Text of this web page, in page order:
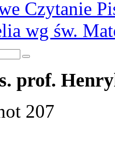
Czytanie
wg św.
prof.